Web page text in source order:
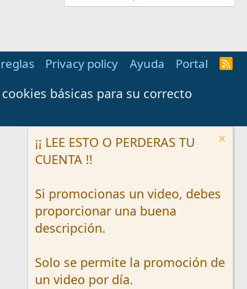
Privacy policy Ayuda Portal
R
básicas para su correcto
¡¡ LEE ESTO O PERDERAS TU
CUENTA !!
Si promocionas un video, debes
proporcionar una buena
descripción.
Solo se permite la promoción de
un video por día.